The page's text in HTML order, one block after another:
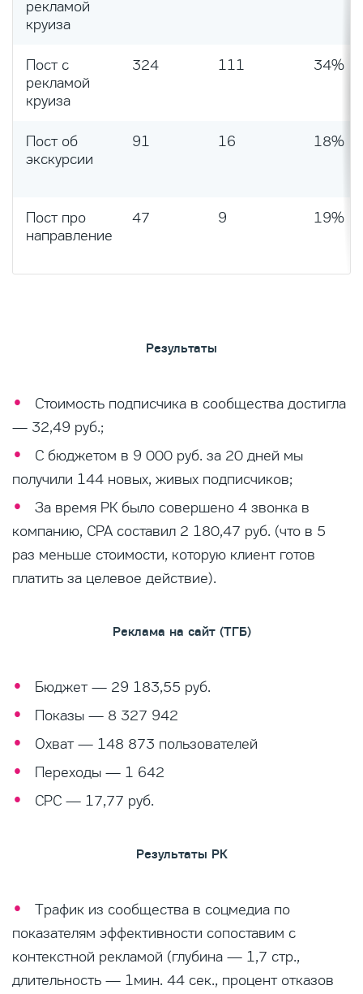
рекламой
круиза
Пост с
рекламой
круиза
324 111 34%
Пост об
экскурсии
91 16 18%
Пост про
направление
47 9 19%
Результаты
Стоимость подписчика в сообщества достигла
— 32,49 руб.;
С бюджетом в 9 000 руб. за 20 дней мы
получили 144 новых, живых подписчиков;
За время РК было совершено 4 звонка в
компанию, CPA составил 2 180,47 руб. (что в 5
раз меньше стоимости, которую клиент готов
платить за целевое действие).
Реклама на сайт (ТГБ)
Бюджет — 29 183,55 руб.
Показы — 8 327 942
Охват — 148 873 пользователей
Переходы — 1 642
CPC — 17,77 руб.
Результаты РК
Трафик из сообщества в соцмедиа по
показателям эффективности сопоставим с
контекстной рекламой (глубина — 1,7 стр.,
длительность — 1мин. 44 сек., процент отказов